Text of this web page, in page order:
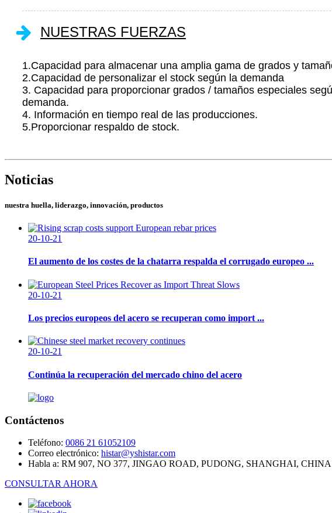
NUESTRAS FUERZAS
1.Capacidad para almacenar una amplia gama de grados y
2.Capacidad de personalizar el stock según la demanda
3. Capacidad para proporcionar grados / tamaños especiales
demanda.
4. Información en tiempo real de las producciones.
5.Proporcionar respaldo de stock.
Noticias
nuestra huella, liderazgo, innovación, productos
20-10-21
El aumento de los costes de la chatarra respalda el corrugado europeo ...
20-10-21
Los precios europeos del acero se recuperan como import ...
20-10-21
Continúa la recuperación del mercado chino del acero
Contáctenos
Teléfono: 0086 21 61052109
Correo electrónico: histar@yshistar.com
Habla a: RM 907, NO 377, JINGAO ROAD, PUDONG, SHANGHAI, CHINA
CONSULTAR AHORA